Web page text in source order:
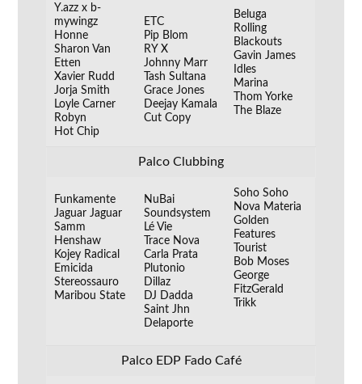
Y.azz x b-
mywingz
Honne
Sharon Van
Etten
Xavier Rudd
Jorja Smith
Loyle Carner
Robyn
Hot Chip
ETC
Pip Blom
RY X
Johnny Marr
Tash Sultana
Grace Jones
Deejay Kamala
Cut Copy
Beluga
Rolling
Blackouts
Gavin James
Idles
Marina
Thom Yorke
The Blaze
Palco Clubbing
Funkamente
Jaguar Jaguar
Samm
Henshaw
Kojey Radical
Emicida
Stereossauro
Maribou State
NuBai
Soundsystem
Lé Vie
Trace Nova
Carla Prata
Plutonio
Dillaz
DJ Dadda
Saint Jhn
Delaporte
Soho Soho
Nova Materia
Golden
Features
Tourist
Bob Moses
George
FitzGerald
Trikk
Palco EDP Fado Café